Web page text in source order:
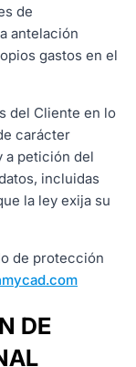
de
antelación
gastos en el
del Cliente en lo
carácter
a petición del
incluidas
la ley exija su
de protección
DE